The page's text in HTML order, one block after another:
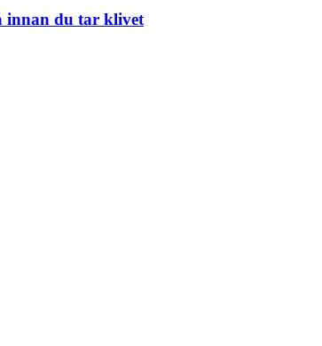
innan du tar klivet